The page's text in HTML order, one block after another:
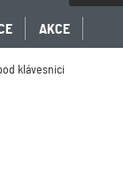
AKCE
klávesnici